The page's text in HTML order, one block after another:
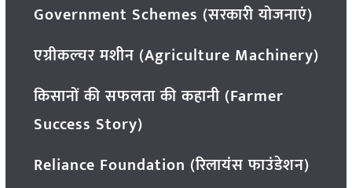
Government Schemes (सरकारी योजनाएं)
एग्रीकल्चर मशीन (Agriculture Machinery)
किसानों की सफलता की कहानी (Farmer
Success Story)
Reliance Foundation (रिलायंस फाउंडेशन)